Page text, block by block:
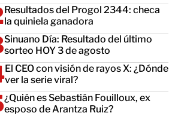
Resultados del Progol 2344: checa
la quiniela ganadora
Sinuano Día: Resultado del último
sorteo HOY 3 de agosto
El CEO con visión de rayos X: ¿Dónde
ver la serie viral?
¿Quién es Sebastián Fouilloux, ex
esposo de Arantza Ruiz?